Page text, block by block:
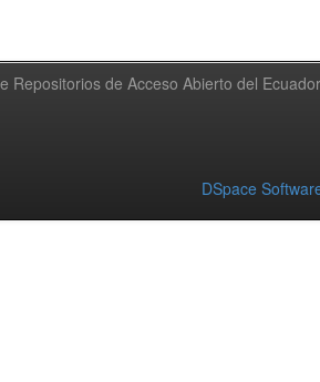
Repositorios de Acceso Abierto del
DSpace